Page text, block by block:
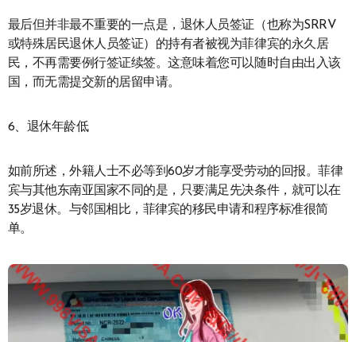
最后但并非最不重要的一点是，退休人员签证（也称为SRRV
或特殊居民退休人员签证）的持有者被视为菲律宾的永久居
民，不再需要例行签证续签。这意味着您可以随时自由出入该
国，而无需提交新的居留申请。
6、退休年龄低
如前所述，外籍人士不必等到60岁才能享受劳动的回报。菲律
宾与其他东南亚国家不同的是，只要满足先决条件，就可以在
35岁退休。与邻国相比，菲律宾的移民申请和程序标准很简
单。